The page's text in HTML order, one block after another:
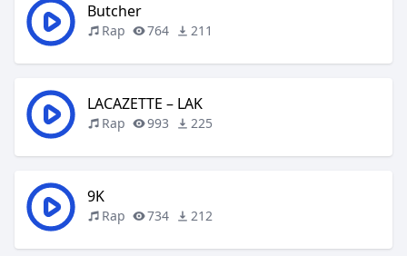
Butcher
Rap 764 211
LACAZETTE – LAK
Rap 993 225
9K
Rap 734 212